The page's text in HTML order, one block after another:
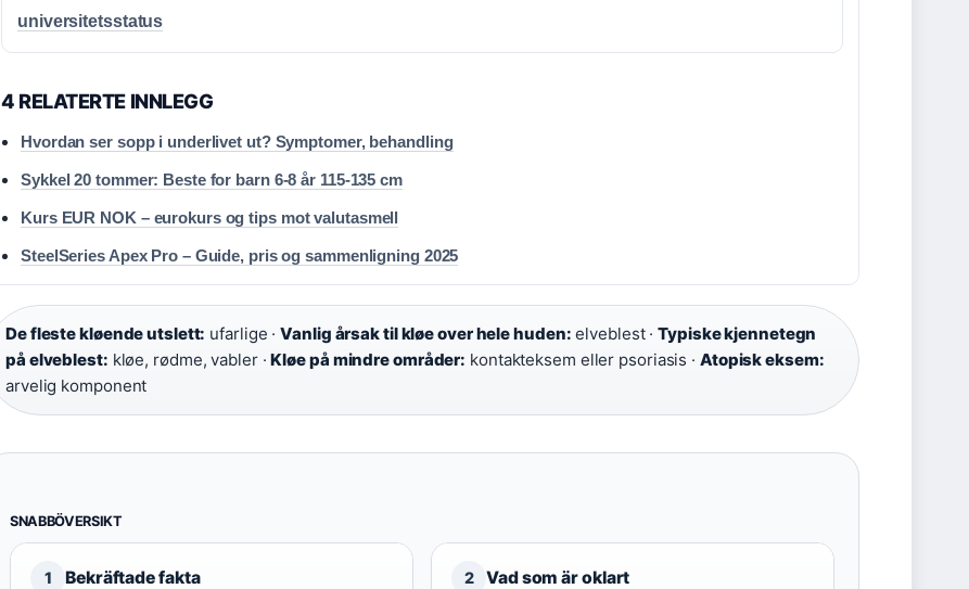
universitetsstatus
4 RELATERTE INNLEGG
Hvordan ser sopp i underlivet ut? Symptomer, behandling
Sykkel 20 tommer: Beste for barn 6-8 år 115-135 cm
Kurs EUR NOK – eurokurs og tips mot valutasmell
SteelSeries Apex Pro – Guide, pris og sammenligning 2025
De fleste kløende utslett: ufarlige ·Vanlig årsak til kløe over hele huden: elveblest ·Typiske kjennetegn
på elveblest: kløe, rødme, vabler ·Kløe på mindre områder: kontakteksem eller psoriasis · Atopisk eksem:
arvelig komponent
SNABBÖVERSIKT
1 Bekräftade fakta 2 Vad som är oklart